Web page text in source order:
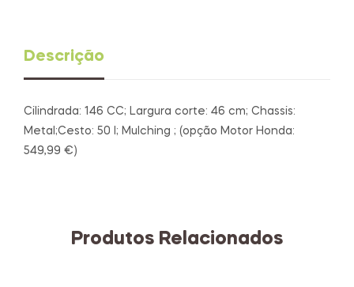
Descrição
Cilindrada: 146 CC; Largura corte: 46 cm; Chassis:
Metal;Cesto: 50 l; Mulching ; (opção Motor Honda:
549,99 €)
Produtos Relacionados